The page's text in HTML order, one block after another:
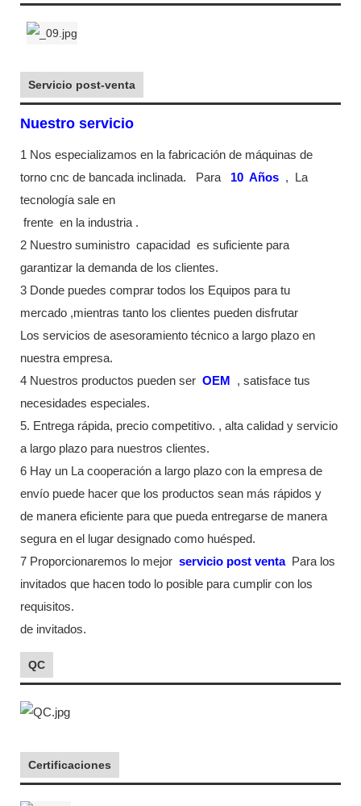
Servicio post-venta
Nuestro servicio
1 Nos especializamos en la fabricación de máquinas de
torno cnc de bancada inclinada.
Para 10 Años ,
La
tecnología sale en
frente en la industria .
2 Nuestro suministro capacidad
es suficiente para
garantizar la demanda de los clientes.
3 Donde puedes comprar todos los Equipos para tu
mercado ,mientras tanto los clientes pueden disfrutar
Los servicios de asesoramiento técnico a largo plazo en
nuestra empresa.
4 Nuestros productos pueden ser OEM
, satisface tus
necesidades especiales.
5. Entrega rápida, precio competitivo. , alta calidad y servicio
a largo plazo para nuestros clientes.
6 Hay un La cooperación a largo plazo con la empresa de
envío puede hacer que los productos sean más rápidos y
de manera eficiente para que pueda entregarse de manera
segura en el lugar designado como huésped.
7 Proporcionaremos lo mejor servicio post venta Para los
invitados que hacen todo lo posible para cumplir con los
requisitos.
de invitados.
QC
Certificaciones